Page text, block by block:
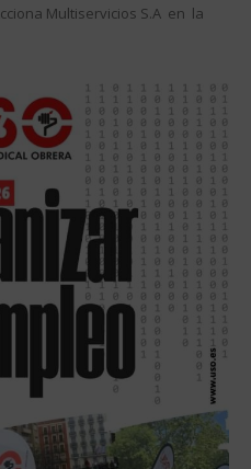
Multiservicios S.A en la